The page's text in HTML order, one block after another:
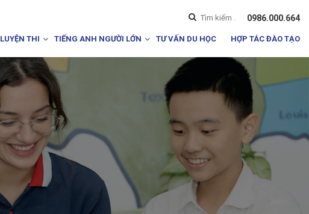
0986.000.664
LUYỆN THI TIẾNG ANH NGƯỜI LỚN TƯ VẤN DU HỌC HỢP TÁC ĐÀO TẠO